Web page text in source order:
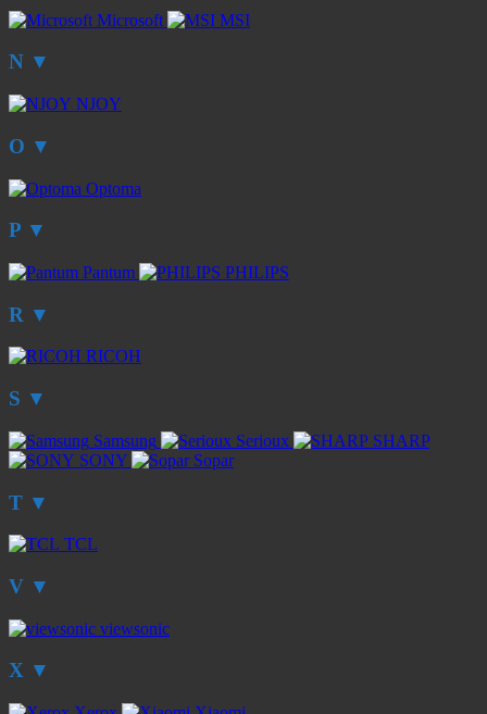
Microsoft MSI
N ▼
NJOY
O ▼
Optoma
P ▼
Pantum PHILIPS
R ▼
RICOH
S ▼
Samsung Serioux
SHARP
SONY
Sopar
T ▼
TCL
V ▼
viewsonic
X ▼